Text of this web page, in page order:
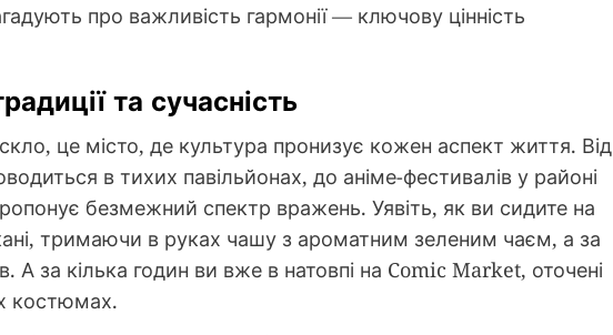
про важливість гармонії — ключову цінність
та сучасність
це місто, де культура пронизує кожен аспект життя. Від
в тихих павільйонах, до аніме-фестивалів у районі
безмежний спектр вражень. Уявіть, як ви сидите на
тримаючи в руках чашу з ароматним зеленим чаєм, а за
А за кілька годин ви вже в натовпі на Comic Market, оточені
костюмах.